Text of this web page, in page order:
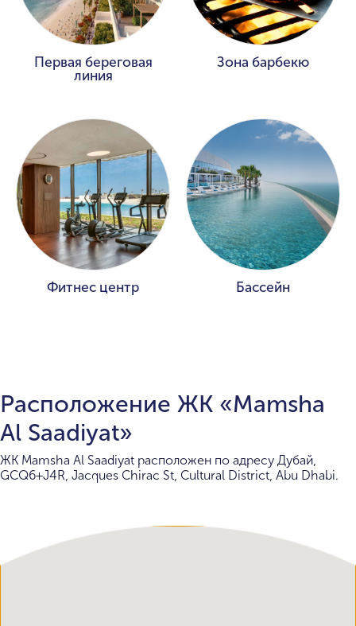
Первая береговая
линия
Зона барбекю
Фитнес центр Бассейн
Расположение ЖК «Mamsha
Al Saadiyat»
ЖК Mamsha Al Saadiyat расположен по адресу Дубай,
GCQ6+J4R, Jacques Chirac St, Cultural District, Abu Dhabi.